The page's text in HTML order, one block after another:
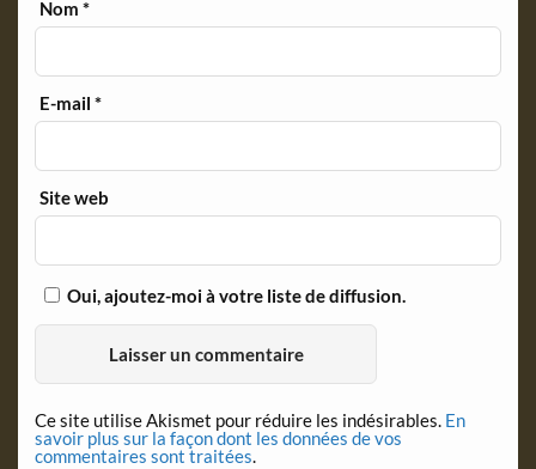
Nom*
E-mail*
Site web
Oui, ajoutez-moi à votre liste de diffusion.
Ce site utilise Akismet pour réduire les indésirables. En
savoir plus sur la façon dont les données de vos
commentaires sont traitées.